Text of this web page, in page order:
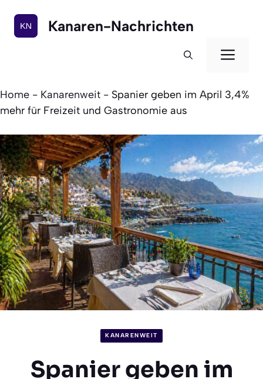
Inhalt
springen
Kanaren-Nachrichten
Home - Kanarenweit - Spanier geben im April 3,4%
mehr für Freizeit und Gastronomie aus
KANARENWEIT
Spanier geben im